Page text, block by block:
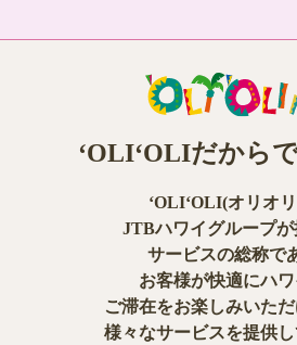
ʻOLIʻOLIだから
ʻOLIʻOLI(オリオリ
JTBハワイグループが
サービスの総称で
お客様が快適にハ
ご滞在をお楽しみいた
様々なサービスを提供